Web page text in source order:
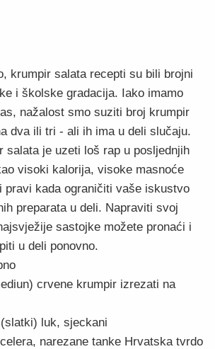
krumpir salata recepti su bili brojni
i školske gradacija. Iako imamo
nažalost smo suziti broj krumpir
dva ili tri - ali ih ima u deli slučaju.
salata je uzeti loš rap u posljednjih
visoki kalorija, visoke masnoće
pravi kada ograničiti vaše iskustvo
preparata u deli. Napraviti svoj
sastojke možete pronaći i
u deli ponovno.
crvene krumpir izrezati na
luk, sjeckani
narezane tanke Hrvatska tvrdo